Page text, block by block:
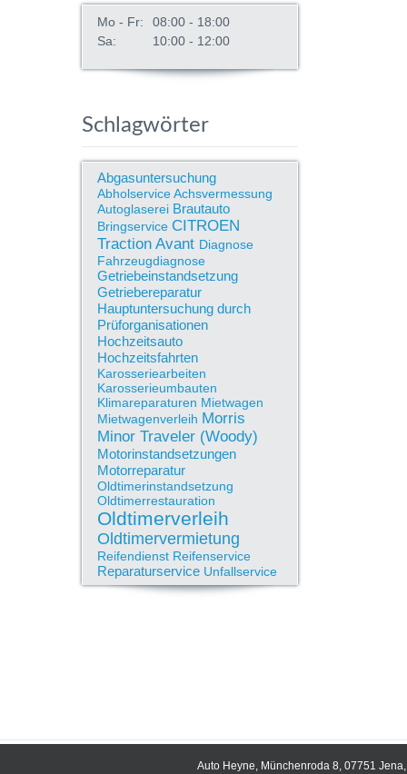
Mo - Fr:
08:00 - 18:00
Sa:
10:00 - 12:00
Schlagwörter
Abgasuntersuchung
AbholserviceAchsvermessung
Autoglaserei Brautauto
Bringservice CITROEN
Traction Avant Diagnose
Fahrzeugdiagnose
Getriebeinstandsetzung
Getriebereparatur
Hauptuntersuchung durch
Prüforganisationen
Hochzeitsauto
Hochzeitsfahrten
Karosseriearbeiten
Karosserieumbauten
Klimareparaturen Mietwagen
Mietwagenverleih Morris
Minor Traveler (Woody)
Motorinstandsetzungen
Motorreparatur
Oldtimerinstandsetzung
Oldtimerrestauration
Oldtimerverleih
Oldtimervermietung
Reifendienst Reifenservice
Reparaturservice Unfallservice
Auto Heyne, Münchenroda 8, 07751